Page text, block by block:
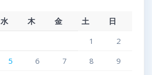
水 木 金 土
日
1
2
5 6 7 8
9